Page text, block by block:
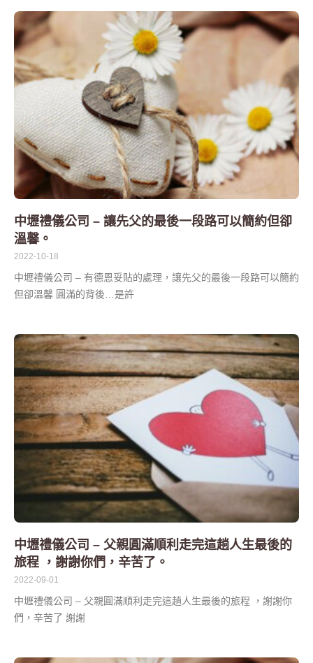
中壢禮儀公司 – 讓先父的最後一段路可以簡約但卻
溫馨。
2022-10-18
中壢禮儀公司 – 有德恩妥貼的處理，讓先父的最後一段路可以簡約
但卻溫馨 圓滿的背後…是許
中壢禮儀公司 – 父親圓滿順利走完這趟人生最後的
旅程 ，謝謝你們，辛苦了。
2022-09-01
中壢禮儀公司 – 父親圓滿順利走完這趟人生最後的旅程 ，謝謝你
們，辛苦了 謝謝